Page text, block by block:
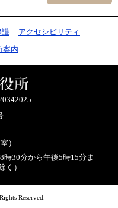
護 アクセシビリティ
案内
）
30分から午後5時15分ま
く）
Reserved.